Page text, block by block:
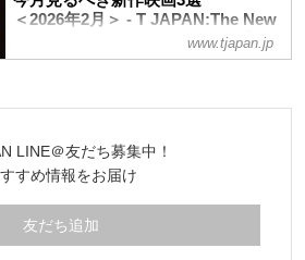
ンタメのスペシャリストである田代親世さ
んが、韓国ドラマの魅力をさまざまな角度
からご紹介！
＜2026年2月＞ - T JAPAN:The New
York Times Style Magazine 公式サ
イト
る、映画好きな大人のための今月の新作を
www.tjapan.jp
LINE＠友だち募集中！
すめ情報をお届け
友だち追加